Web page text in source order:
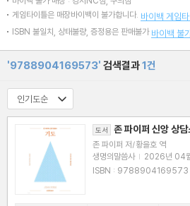
게임타이틀은 매장바이백이 불가합니다. 바이백 게임
ISBN 불일치, 상태불량, 증정용은 판매불가 바이백 불
'9788904169573' 검색결과1건
도서 존 파이퍼 신앙 상
존 파이퍼 저/황을호 역
생명의말씀사 | 2026년 04